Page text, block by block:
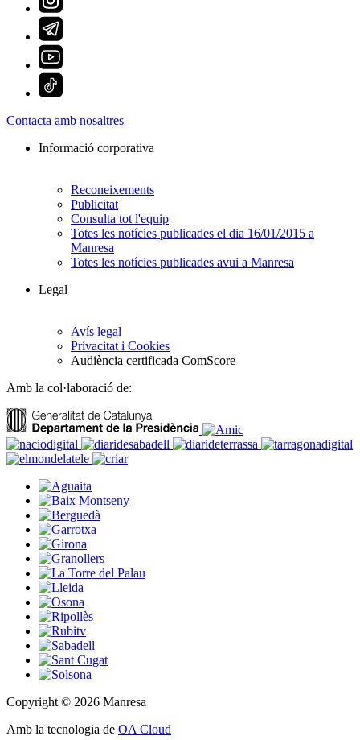
Contacta amb nosaltres
Informació corporativa
Reconeixements
Publicitat
Consulta tot l'equip
Totes les notícies publicades el dia 16/01/2015 a
Manresa
Totes les notícies publicades avui a Manresa
Legal
Avís legal
Privacitat i Cookies
Audiència certificada ComScore
Amb la col·laboració de:
Copyright © 2026 Manresa
Amb la tecnologia de OA Cloud